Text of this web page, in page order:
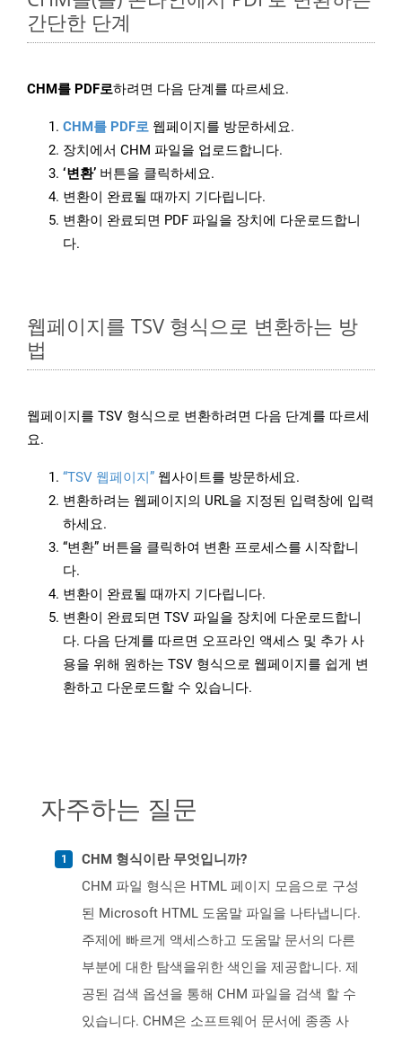
간단한 단계
CHM를 PDF로하려면 다음 단계를 따르세요.
CHM를 PDF로 웹페이지를 방문하세요.
장치에서 CHM 파일을 업로드합니다.
‘변환’ 버튼을 클릭하세요.
변환이 완료될 때까지 기다립니다.
변환이 완료되면 PDF 파일을 장치에 다운로드합니
다.
웹페이지를 TSV 형식으로 변환하는 방
법
웹페이지를 TSV 형식으로 변환하려면 다음 단계를 따르세
요.
“TSV 웹페이지” 웹사이트를 방문하세요.
변환하려는 웹페이지의 URL을 지정된 입력창에 입력
하세요.
“변환” 버튼을 클릭하여 변환 프로세스를 시작합니
다.
변환이 완료될 때까지 기다립니다.
변환이 완료되면 TSV 파일을 장치에 다운로드합니
다. 다음 단계를 따르면 오프라인 액세스 및 추가 사
용을 위해 원하는 TSV 형식으로 웹페이지를 쉽게 변
환하고 다운로드할 수 있습니다.
자주하는 질문
CHM 형식이란 무엇입니까?
CHM 파일 형식은 HTML 페이지 모음으로 구성
된 Microsoft HTML 도움말 파일을 나타냅니다.
주제에 빠르게 액세스하고 도움말 문서의 다른
부분에 대한 탐색을위한 색인을 제공합니다. 제
공된 검색 옵션을 통해 CHM 파일을 검색 할 수
있습니다. CHM은 소프트웨어 문서에 종종 사